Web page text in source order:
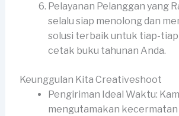
Pelayanan Pelanggan yang
selalu siap menolong dan
solusi terbaik untuk tiap-
cetak buku tahunan Anda.
Keunggulan Kita Creativeshoot
Pengiriman Ideal Waktu:
mengutamakan